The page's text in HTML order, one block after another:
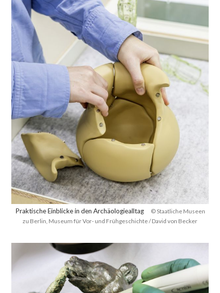
Praktische Einblicke in den Archäologiealltag
© Staatliche Museen
zu Berlin, Museum für Vor- und Frühgeschichte / David von Becker